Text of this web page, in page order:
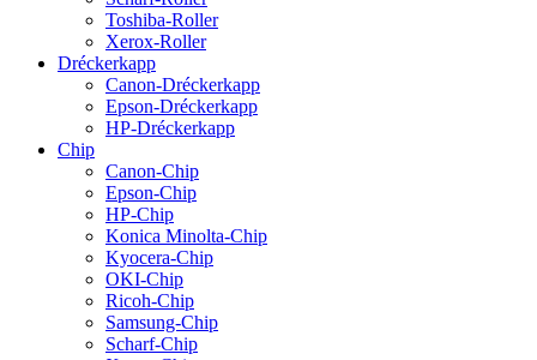
Toshiba-Roller
Xerox-Roller
Dréckerkapp
Canon-Dréckerkapp
Epson-Dréckerkapp
HP-Dréckerkapp
Chip
Canon-Chip
Epson-Chip
HP-Chip
Konica Minolta-Chip
Kyocera-Chip
OKI-Chip
Ricoh-Chip
Samsung-Chip
Scharf-Chip